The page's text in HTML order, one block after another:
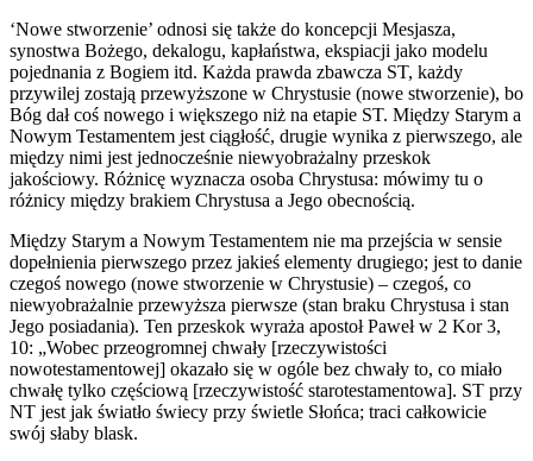
‘Nowe stworzenie’ odnosi się także do koncepcji Mesjasza,
synostwa Bożego, dekalogu, kapłaństwa, ekspiacji jako modelu
pojednania z Bogiem itd. Każda prawda zbawcza ST, każdy
przywilej zostają przewyższone w Chrystusie (nowe stworzenie), bo
Bóg dał coś nowego i większego niż na etapie ST. Między Starym a
Nowym Testamentem jest ciągłość, drugie wynika z pierwszego, ale
między nimi jest jednocześnie niewyobrażalny przeskok
jakościowy. Różnicę wyznacza osoba Chrystusa: mówimy tu o
różnicy między brakiem Chrystusa a Jego obecnością.
Między Starym a Nowym Testamentem nie ma przejścia w sensie
dopełnienia pierwszego przez jakieś elementy drugiego; jest to danie
czegoś nowego (nowe stworzenie w Chrystusie) – czegoś, co
niewyobrażalnie przewyższa pierwsze (stan braku Chrystusa i stan
Jego posiadania). Ten przeskok wyraża apostoł Paweł w 2 Kor 3,
10: „Wobec przeogromnej chwały [rzeczywistości
nowotestamentowej] okazało się w ogóle bez chwały to, co miało
chwałę tylko częściową [rzeczywistość starotestamentowa]. ST przy
NT jest jak światło świecy przy świetle Słońca; traci całkowicie
swój słaby blask.